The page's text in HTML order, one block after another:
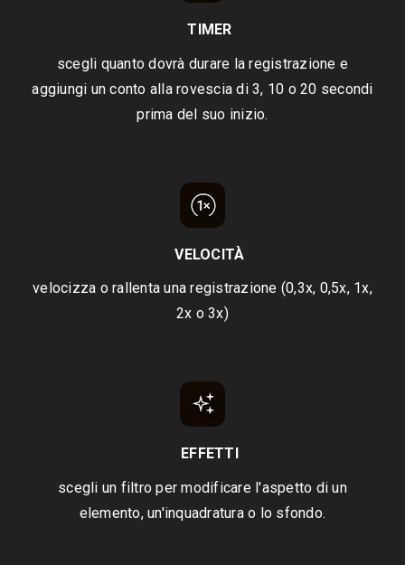
TIMER
scegli quanto dovrà durare la registrazione e
aggiungi un conto alla rovescia di 3, 10 o 20 secondi
prima del suo inizio.
VELOCITÀ
velocizza o rallenta una registrazione (0,3x, 0,5x, 1x,
2x o 3x)
EFFETTI
scegli un filtro per modificare l'aspetto di un
elemento, un'inquadratura o lo sfondo.